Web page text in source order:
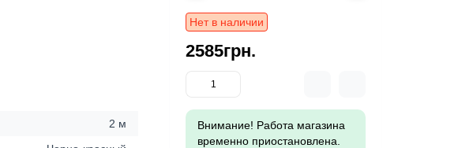
2 м
Нет в наличии
2585грн.
Внимание! Работа магазина
временно приостановлена.